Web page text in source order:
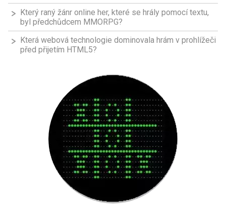
Který raný žánr online her, které se hrály pomocí textu,
byl předchůdcem MMORPG?
Která webová technologie dominovala hrám v prohlížeči
před přijetím HTML5?